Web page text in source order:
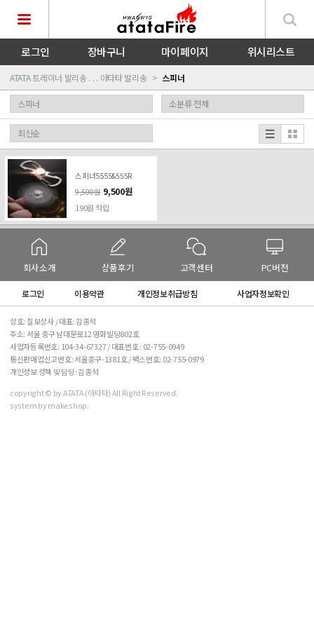
로그인 장바구니 마이페이지 위시리스트
ATATA 트레이너 발리송 . . . 아타타 발리송 스피너
스피너555S&555R
9,500원 9,500원
190원 적립
회사소개 상품후기 고객센터 PC버전
로그인 이용약관 개인정보취급방침 사업자정보확인
상호: 칠보상사 / 대표: 김종석
주소: 서울 중구 남대문로12 영화빌딩802호
사업자등록번호: 104-34-67327 / 대표번호 : 02-755-0949
통신판매업신고번호: 서울중구-1381호 / 팩스번호: 02-755-0979
개인정보 정책 및 담당: 김종석
copyright © by ATATA (아타타) All Right Reserved.
system by makeshop.